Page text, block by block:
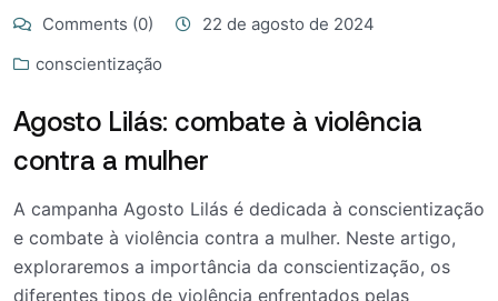
Comments (0)
22 de agosto de 2024
conscientização
Agosto Lilás: combate à violência
contra a mulher
A campanha Agosto Lilás é dedicada à conscientização
e combate à violência contra a mulher. Neste artigo,
exploraremos a importância da conscientização, os
diferentes tipos de violência enfrentados pelas